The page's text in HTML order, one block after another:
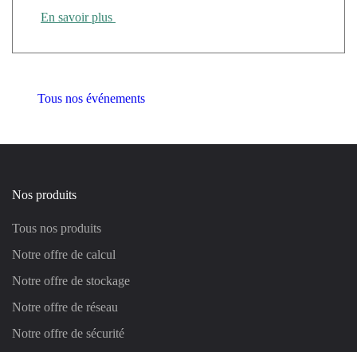
En savoir plus
Tous nos événements
Nos produits
Tous nos produits
Notre offre de calcul
Notre offre de stockage
Notre offre de réseau
Notre offre de sécurité